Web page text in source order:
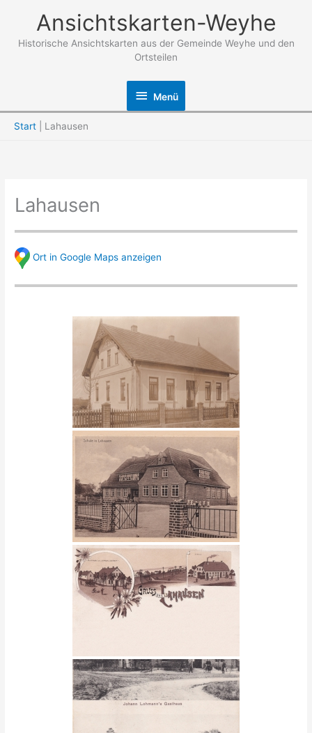
springen
Ansichtskarten-Weyhe
Historische Ansichtskarten aus der Gemeinde Weyhe und den
Ortsteilen
Menü
Menü
Start Lahausen
Lahausen
Ort in Google Maps anzeigen